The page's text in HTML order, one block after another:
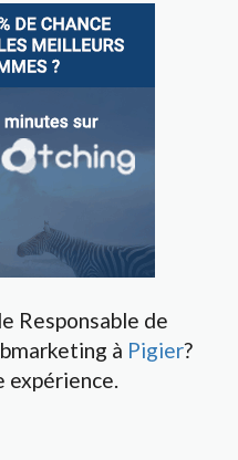
Responsable de
à Pigier?
expérience.